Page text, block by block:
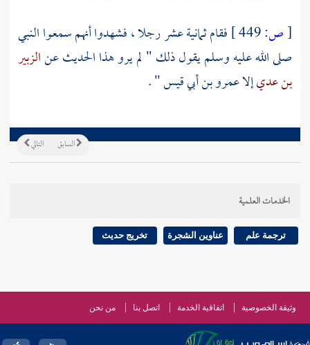
[ص:
فقام ثمانية عشر رجلا ، فشهدوا أنهم سمعوا النبي
صلى الله عليه وسلم يقول ذلك " لم يرو هذا الحديث عنالزبير
بن عديإلاعمرو بن أبي قيس" .
التالي السابق
الخدمات العلمية
ترجمة علم عناوين الشجرة تخريج حديث
وثيقة الخصوصية اتفاقية الخدمة اتصل بنا من نحن